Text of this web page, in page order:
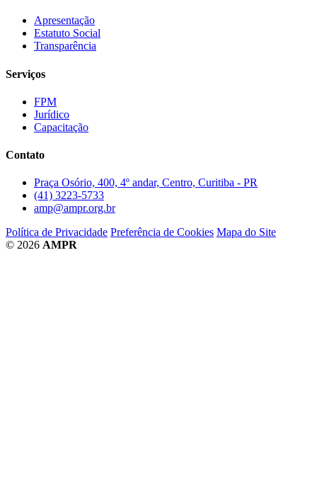
Apresentação
Estatuto Social
Transparência
Serviços
FPM
Jurídico
Capacitação
Contato
Praça Osório, 400, 4º andar, Centro, Curitiba - PR
(41) 3223-5733
amp@ampr.org.br
Política de Privacidade Preferência de Cookies Mapa do Site
© 2026 AMPR